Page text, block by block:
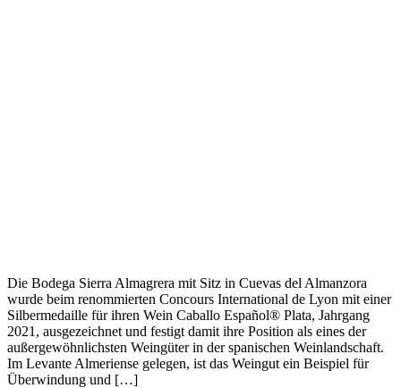
Die Bodega Sierra Almagrera mit Sitz in Cuevas del Almanzora
wurde beim renommierten Concours International de Lyon mit einer
Silbermedaille für ihren Wein Caballo Español® Plata, Jahrgang
2021, ausgezeichnet und festigt damit ihre Position als eines der
außergewöhnlichsten Weingüter in der spanischen Weinlandschaft.
Im Levante Almeriense gelegen, ist das Weingut ein Beispiel für
Überwindung und […]